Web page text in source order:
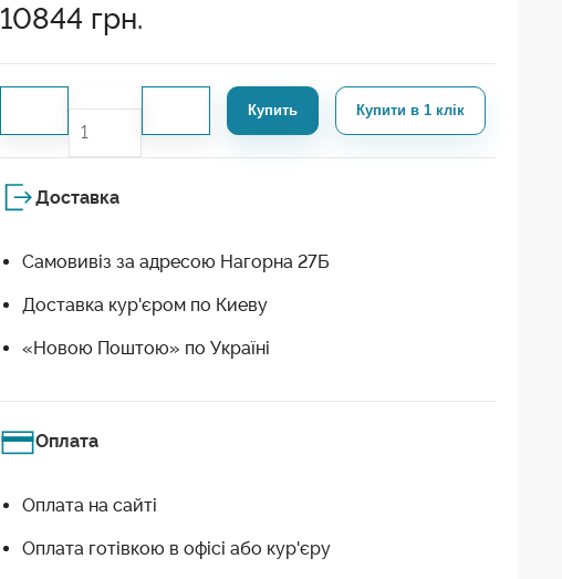
10844 грн.
Купить Купити в 1 клік
Доставка
Самовивіз за адресою Нагорна 27Б
Доставка кур'єром по Киеву
«Новою Поштою» по Україні
Оплата
Оплата на сайті
Оплата готівкою в офісі або кур'єру